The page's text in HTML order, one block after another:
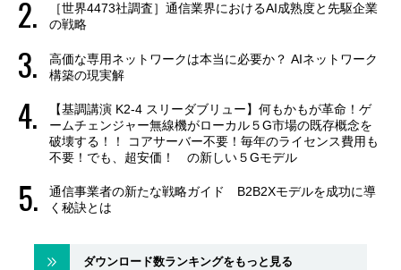
［世界4473社調査］通信業界におけるAI成熟度と先駆企業
の戦略
高価な専用ネットワークは本当に必要か？ AIネットワーク
構築の現実解
【基調講演 K2-4 スリーダブリュー】何もかもが革命！ゲ
ームチェンジャー無線機がローカル５G市場の既存概念を
破壊する！！ コアサーバー不要！毎年のライセンス費用も
不要！でも、超安価！ の新しい５Gモデル
通信事業者の新たな戦略ガイド B2B2Xモデルを成功に導
く秘訣とは
ダウンロード数ランキングをもっと見る